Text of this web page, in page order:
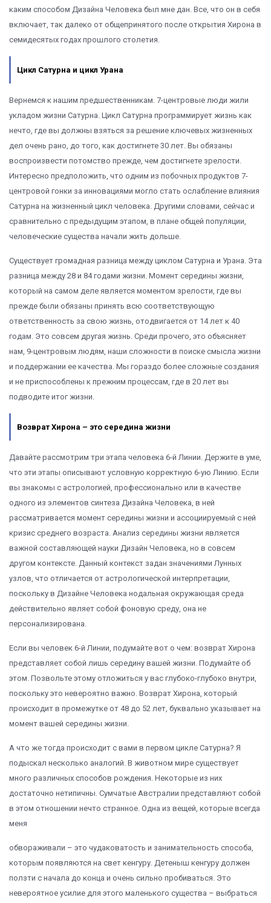
каким способом Дизайна Человека был мне дан. Все, что он в себя
включает, так далеко от общепринятого после открытия Хирона в
семидесятых годах прошлого столетия.
Цикл Сатурна и цикл Урана
Вернемся к нашим предшественникам. 7-центровые люди жили
укладом жизни Сатурна. Цикл Сатурна программирует жизнь как
нечто, где вы должны взяться за решение ключевых жизненных
дел очень рано, до того, как достигнете 30 лет. Вы обязаны
воспроизвести потомство прежде, чем достигнете зрелости.
Интересно предположить, что одним из побочных продуктов 7-
центровой гонки за инновациями могло стать ослабление влияния
Сатурна на жизненный цикл человека. Другими словами, сейчас и
сравнительно с предыдущим этапом, в плане общей популяции,
человеческие существа начали жить дольше.
Существует громадная разница между циклом Сатурна и Урана. Эта
разница между 28 и 84 годами жизни. Момент середины жизни,
который на самом деле является моментом зрелости, где вы
прежде были обязаны принять всю соответствующую
ответственность за свою жизнь, отодвигается от 14 лет к 40
годам. Это совсем другая жизнь. Среди прочего, это объясняет
нам, 9-центровым людям, наши сложности в поиске смысла жизни
и поддержании ее качества. Мы гораздо более сложные создания
и не приспособлены к прежним процессам, где в 20 лет вы
подводите итог жизни.
Возврат Хирона – это середина жизни
Давайте рассмотрим три этапа человека 6-й Линии. Держите в уме,
что эти этапы описывают условную корректную 6-ую Линию. Если
вы знакомы с астрологией, профессионально или в качестве
одного из элементов синтеза Дизайна Человека, в ней
рассматривается момент середины жизни и ассоциируемый с ней
кризис среднего возраста. Анализ середины жизни является
важной составляющей науки Дизайн Человека, но в совсем
другом контексте. Данный контекст задан значениями Лунных
узлов, что отличается от астрологической интерпретации,
поскольку в Дизайне Человека нодальная окружающая среда
действительно являет собой фоновую среду, она не
персонализирована.
Если вы человек 6-й Линии, подумайте вот о чем: возврат Хирона
представляет собой лишь середину вашей жизни. Подумайте об
этом. Позвольте этому отложиться у вас глубоко-глубоко внутри,
поскольку это невероятно важно. Возврат Хирона, который
происходит в промежутке от 48 до 52 лет, буквально указывает на
момент вашей середины жизни.
А что же тогда происходит с вами в первом цикле Сатурна? Я
подыскал несколько аналогий. В животном мире существует
много различных способов рождения. Некоторые из них
достаточно нетипичны. Сумчатые Австралии представляют собой
в этом отношении нечто странное. Одна из вещей, которые всегда
меня
обвораживали – это чудаковатость и занимательность способа,
которым появляются на свет кенгуру. Детеныш кенгуру должен
ползти с начала до конца и очень сильно пробиваться. Это
невероятное усилие для этого маленького существа – выбраться